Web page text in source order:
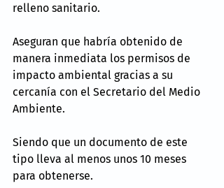
relleno sanitario.
Aseguran que habría obtenido de
manera inmediata los permisos de
impacto ambiental gracias a su
cercanía con el Secretario del Medio
Ambiente.
Siendo que un documento de este
tipo lleva al menos unos 10 meses
para obtenerse.